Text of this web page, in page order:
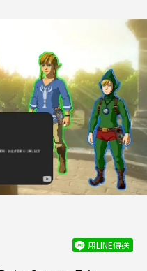
用LINE傳送